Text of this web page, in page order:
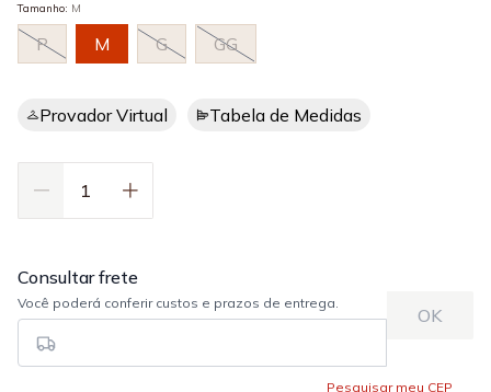
Tamanho: M
P M G GG
Provador Virtual Tabela de Medidas